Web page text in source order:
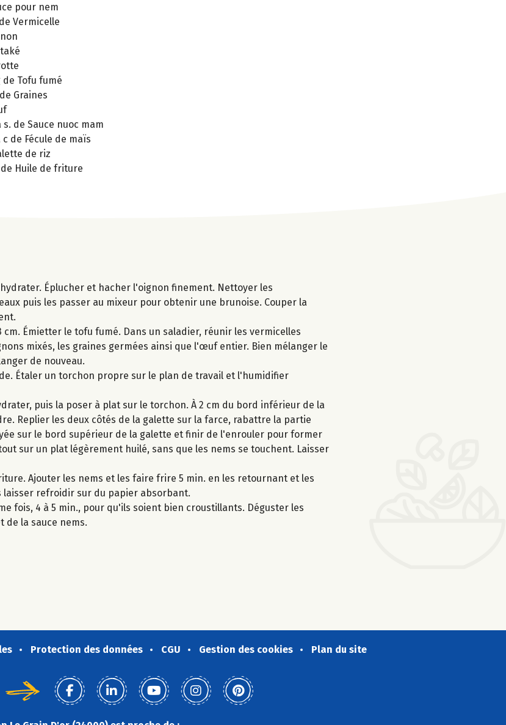
pour nem
Vermicelle
de Tofu fumé
Graines
s. de Sauce nuoc mam
c de Fécule de maïs
de riz
de Huile de friture
Éplucher et hacher l'oignon finement. Nettoyer les
puis les passer au mixeur pour obtenir une brunoise. Couper la
Émietter le tofu fumé. Dans un saladier, réunir les vermicelles
mixés, les graines germées ainsi que l'œuf entier. Bien mélanger le
de nouveau.
Étaler un torchon propre sur le plan de travail et l'humidifier
puis la poser à plat sur le torchon. À 2 cm du bord inférieur de la
Replier les deux côtés de la galette sur la farce, rabattre la partie
sur le bord supérieur de la galette et finir de l'enrouler pour former
sur un plat légèrement huilé, sans que les nems se touchent. Laisser
Ajouter les nems et les faire frire 5 min. en les retournant et les
laisser refroidir sur du papier absorbant.
fois, 4 à 5 min., pour qu'ils soient bien croustillants. Déguster les
de la sauce nems.
Protection des données CGU Gestion des cookies Plan du site